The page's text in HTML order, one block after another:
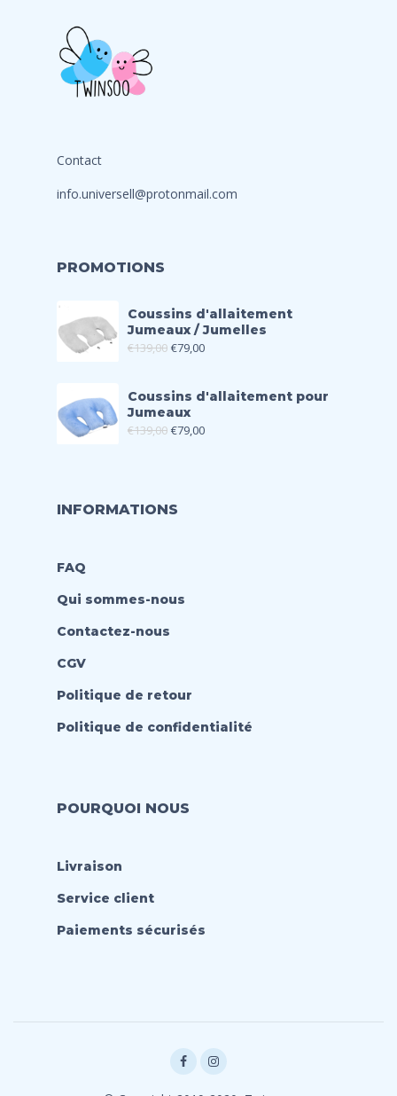
Contact
info.universell@protonmail.com
PROMOTIONS
Coussins d'allaitement
Jumeaux / Jumelles
€139,00 €79,00
Coussins d'allaitement pour
Jumeaux
€139,00 €79,00
INFORMATIONS
FAQ
Qui sommes-nous
Contactez-nous
CGV
Politique de retour
Politique de confidentialité
POURQUOI NOUS
Livraison
Service client
Paiements sécurisés